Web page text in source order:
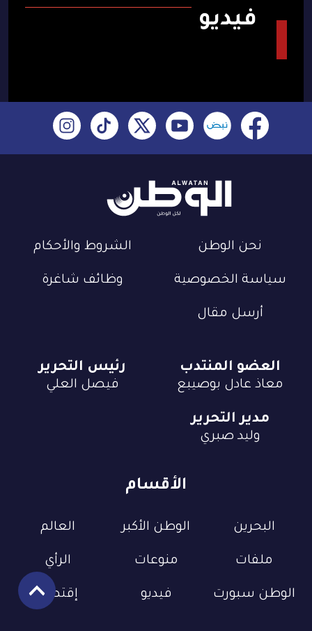
فيديو
نحن الوطن الشروط والأحكام
سياسة الخصوصية وظائف شاغرة
أرسل مقال
الأقسام
البحرين الوطن الأكبر العالم
ملفات منوعات الرأي
الوطن سبورت فيديو إقتصاد
العضو المنتدب
معاذ عادل بوصيبع
رئيس التحرير
فيصل العلي
مدير التحرير
وليد صبري